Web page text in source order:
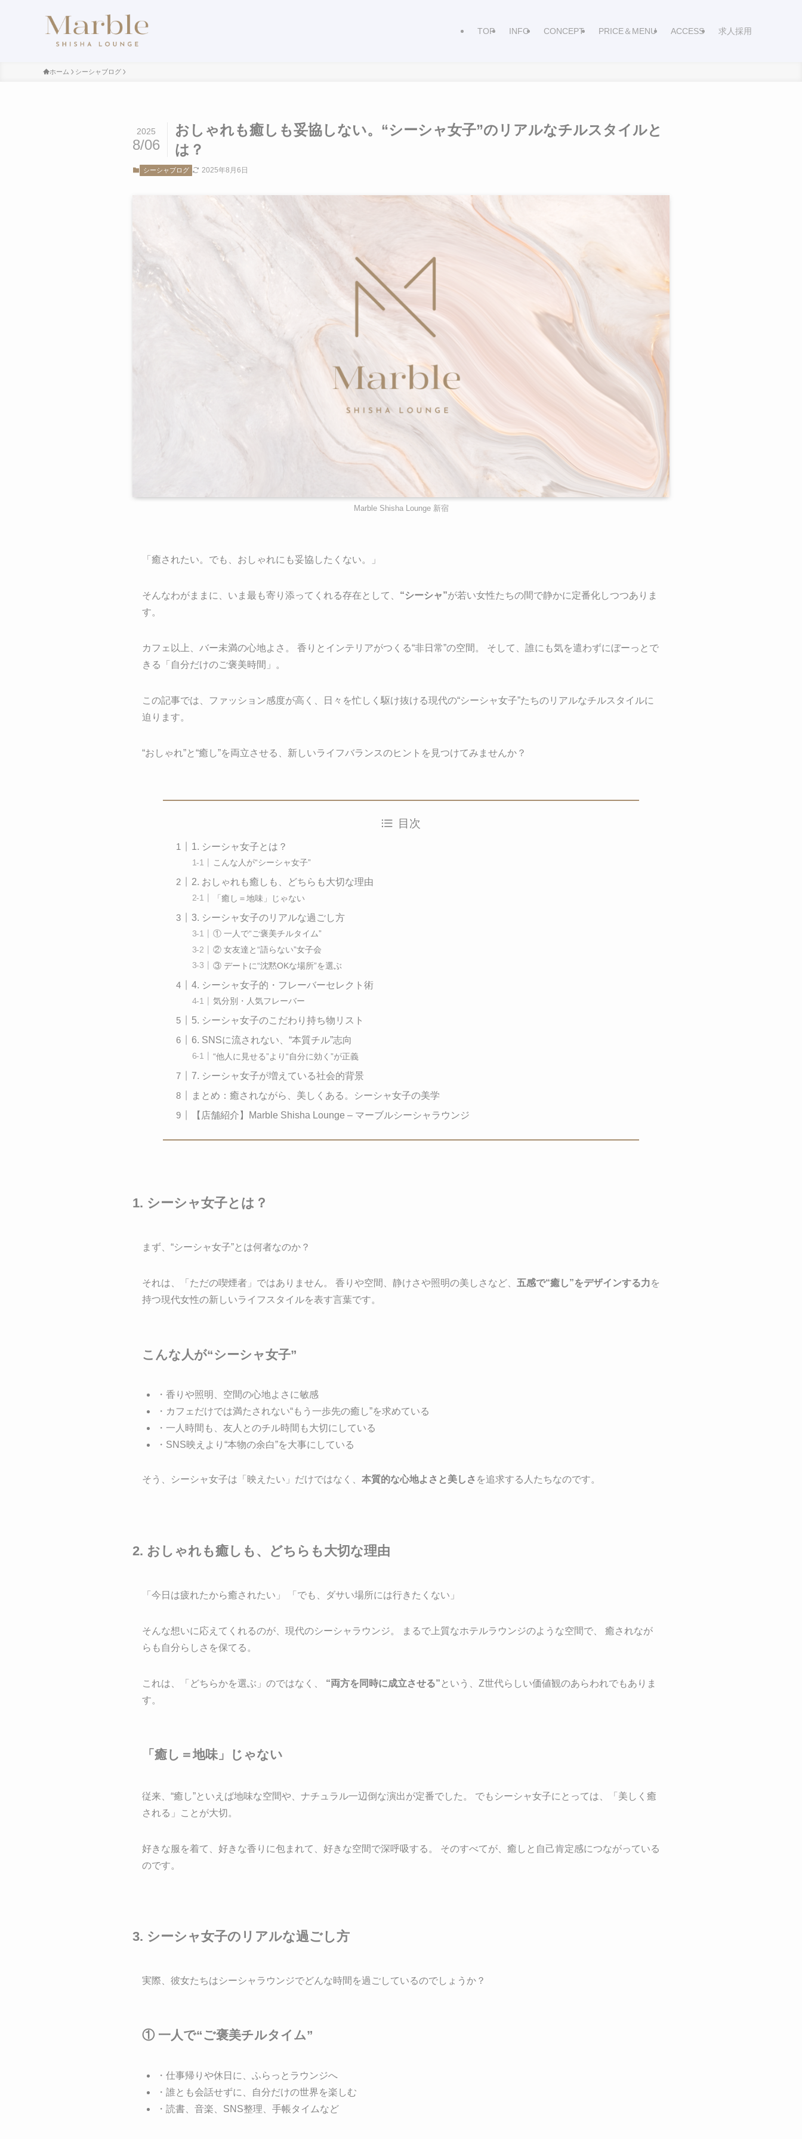
TOP INFO CONCEPT PRICE＆MENU ACCESS 求人採用
ホーム シーシャブログ
おしゃれも癒しも妥協しない。“シーシャ女子”のリアルなチルスタイルと
は？
2025
8/06
シーシャブログ 2025年8月6日
Marble Shisha Lounge 新宿
「癒されたい。でも、おしゃれにも妥協したくない。」
そんなわがままに、いま最も寄り添ってくれる存在として、 “シーシャ”が若い女性たちの間で静かに定番化しつつありま
す。
カフェ以上、バー未満の心地よさ。 香りとインテリアがつくる“非日常”の空間。 そして、誰にも気を遣わずにぼーっとで
きる「自分だけのご褒美時間」。
この記事では、ファッション感度が高く、日々を忙しく駆け抜ける現代の“シーシャ女子”たちのリアルなチルスタイルに
迫ります。
“おしゃれ”と“癒し”を両立させる、新しいライフバランスのヒントを見つけてみませんか？
目次
1. シーシャ女子とは？
こんな人が“シーシャ女子”
2. おしゃれも癒しも、どちらも大切な理由
「癒し＝地味」じゃない
3. シーシャ女子のリアルな過ごし方
① 一人で“ご褒美チルタイム”
② 女友達と“語らない”女子会
③ デートに“沈黙OKな場所”を選ぶ
4. シーシャ女子的・フレーバーセレクト術
気分別・人気フレーバー
5. シーシャ女子のこだわり持ち物リスト
6. SNSに流されない、“本質チル”志向
“他人に見せる”より“自分に効く”が正義
7. シーシャ女子が増えている社会的背景
まとめ：癒されながら、美しくある。シーシャ女子の美学
【店舗紹介】Marble Shisha Lounge – マーブルシーシャラウンジ
1. シーシャ女子とは？
まず、“シーシャ女子”とは何者なのか？
それは、「ただの喫煙者」ではありません。 香りや空間、静けさや照明の美しさなど、 五感で“癒し”をデザインする力を
持つ現代女性の新しいライフスタイルを表す言葉です。
こんな人が“シーシャ女子”
・香りや照明、空間の心地よさに敏感
・カフェだけでは満たされない“もう一歩先の癒し”を求めている
・一人時間も、友人とのチル時間も大切にしている
・SNS映えより“本物の余白”を大事にしている
そう、シーシャ女子は「映えたい」だけではなく、 本質的な心地よさと美しさ を追求する人たちなのです。
2. おしゃれも癒しも、どちらも大切な理由
「今日は疲れたから癒されたい」 「でも、ダサい場所には行きたくない」
そんな想いに応えてくれるのが、現代のシーシャラウンジ。 まるで上質なホテルラウンジのような空間で、 癒されなが
らも自分らしさを保てる。
これは、「どちらかを選ぶ」のではなく、 “両方を同時に成立させる” という、Z世代らしい価値観のあらわれでもありま
す。
「癒し＝地味」じゃない
従来、“癒し”といえば地味な空間や、ナチュラル一辺倒な演出が定番でした。 でもシーシャ女子にとっては、「美しく癒
される」ことが大切。
好きな服を着て、好きな香りに包まれて、好きな空間で深呼吸する。 そのすべてが、癒しと自己肯定感につながっている
のです。
3. シーシャ女子のリアルな過ごし方
実際、彼女たちはシーシャラウンジでどんな時間を過ごしているのでしょうか？
① 一人で“ご褒美チルタイム”
・仕事帰りや休日に、ふらっとラウンジへ
・誰とも会話せずに、自分だけの世界を楽しむ
・読書、音楽、SNS整理、手帳タイムなど